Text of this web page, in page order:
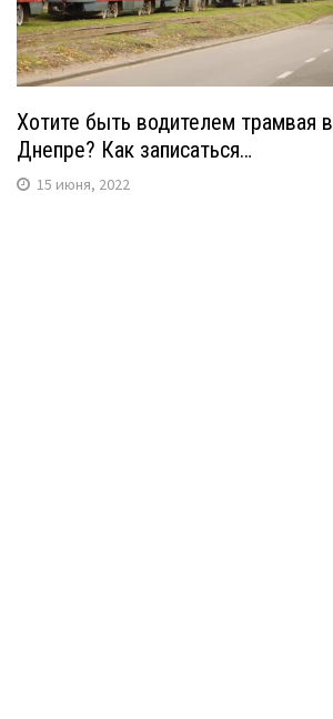
Хотите быть водителем трамвая в
Днепре? Как записаться…
15 июня, 2022